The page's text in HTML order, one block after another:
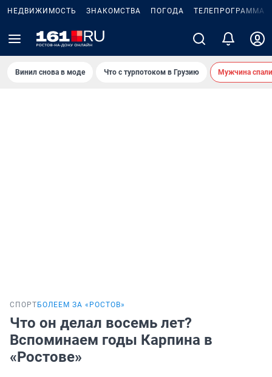
НЕДВИЖИМОСТЬ ЗНАКОМСТВА ПОГОДА ТЕЛЕПРОГРАММА
Винил снова в моде Что с турпотоком в Грузию Мужчина
СПОРТ БОЛЕЕМ ЗА «РОСТОВ»
Что он делал восемь лет?
Вспоминаем годы Карпина в
«Ростове»